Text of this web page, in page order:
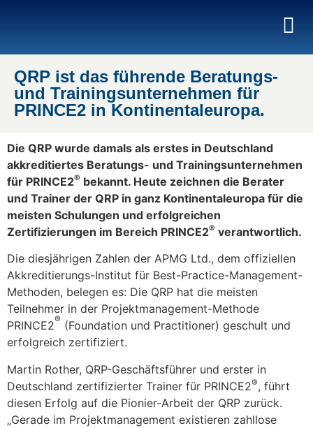
QRP ist das führende Beratungs-
und Trainingsunternehmen für
PRINCE2 in Kontinentaleuropa.
Die QRP wurde damals als erstes in Deutschland
akkreditiertes Beratungs- und Trainingsunternehmen
für PRINCE2® bekannt. Heute zeichnen die Berater
und Trainer der QRP in ganz Kontinentaleuropa für die
meisten Schulungen und erfolgreichen
Zertifizierungen im Bereich PRINCE2® verantwortlich.
Die diesjährigen Zahlen der APMG Ltd., dem offiziellen
Akkreditierungs-Institut für Best-Practice-Management-
Methoden, belegen es: Die QRP hat die meisten
Teilnehmer in der Projektmanagement-Methode
PRINCE2® (Foundation und Practitioner) geschult und
erfolgreich zertifiziert.
Martin Rother, QRP-Geschäftsführer und erster in
Deutschland zertifizierter Trainer für PRINCE2®, führt
diesen Erfolg auf die Pionier-Arbeit der QRP zurück.
„Gerade im Projektmanagement existieren zahllose